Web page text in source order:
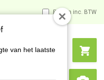
Prijzen inc. BTW
van het laatste